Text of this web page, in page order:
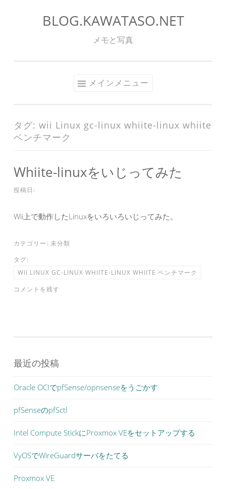
ッ
プ
BLOG.KAWATASO.NET
メモと写真
メインメニュー
タグ: wii Linux gc-linux whiite-linux whiite
ベンチマーク
Whiite-linuxをいじってみた
投稿日:
Wii上で動作したLinuxをいろいろいじってみた。
カテゴリー: 未分類
タグ:
WII LINUX GC-LINUX WHIITE-LINUX WHIITE ベンチマーク
コメントを残す
最近の投稿
Oracle OCIでpfSense/opnsenseをうごかす
pfSenseのpfSctl
Intel Compute StickにProxmox VEをセットアップする
VyOSでWireGuardサーバをたてる
Proxmox VE